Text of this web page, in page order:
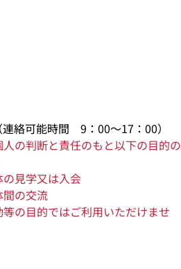
（連絡可能時間 9：00～17：00）
の判断と責任のもと以下の目的の
の見学又は入会
間の交流
の目的ではご利用いただけませ